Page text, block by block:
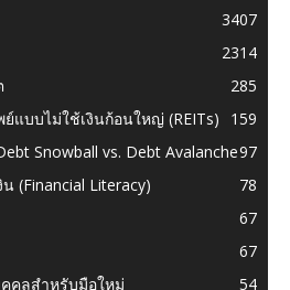
3407
2314
285
แบบไม่ใช้เงินก้อนใหญ่ (REITs)
159
Snowball vs. Debt Avalanche97
(Financial Literacy)
78
67
67
คลสำหรับมือใหม่
54